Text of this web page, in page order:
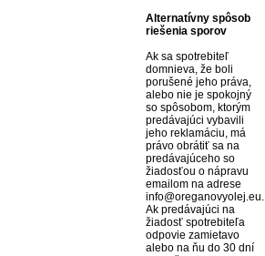
Alternatívny spôsob
riešenia sporov
Ak sa spotrebiteľ
domnieva, že boli
porušené jeho práva,
alebo nie je spokojný
so spôsobom, ktorým
predávajúci vybavili
jeho reklamáciu, má
právo obrátiť sa na
predávajúceho so
žiadosťou o nápravu
emailom na adrese
info@oreganovyolej.eu.
Ak predávajúci na
žiadosť spotrebiteľa
odpovie zamietavo
alebo na ňu do 30 dní